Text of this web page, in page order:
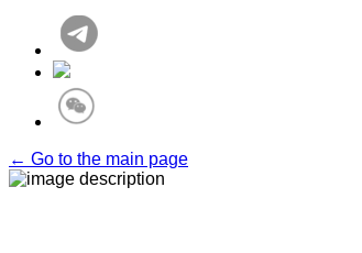
← Go to the main page